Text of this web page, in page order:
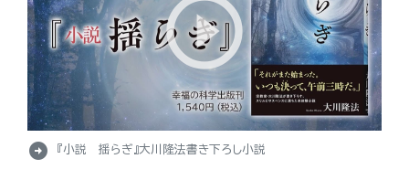
arrow_circle_right 『小説 揺らぎ』大川隆法書き下ろし小説